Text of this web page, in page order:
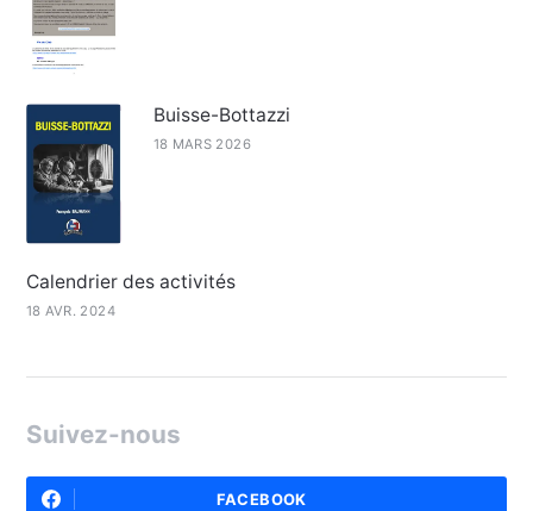
Buisse-Bottazzi
18 MARS 2026
Calendrier des activités
18 AVR. 2024
Suivez-nous
FACEBOOK